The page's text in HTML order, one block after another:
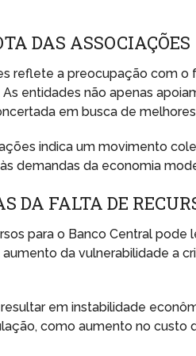
DAS ASSOCIAÇÕES
reflete a preocupação com o
entidades não apenas
em busca de
indica um movimento
demandas da economia
DA FALTA DE
para o Banco Central
da vulnerabilidade a
em instabilidade
como aumento no custo